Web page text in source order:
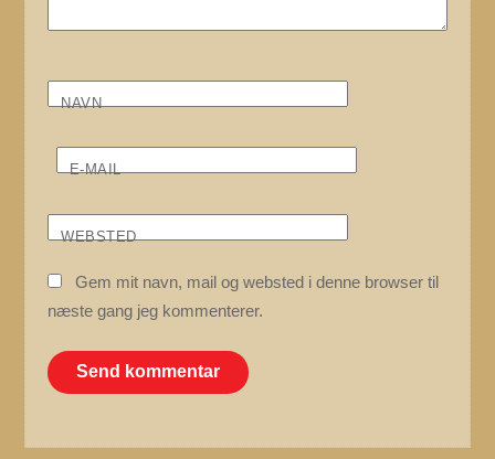
NAVN
E-MAIL
WEBSTED
Gem mit navn, mail og websted i denne browser til
næste gang jeg kommenterer.